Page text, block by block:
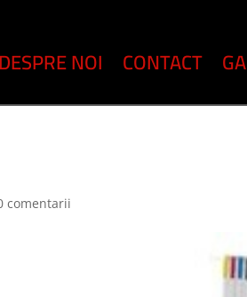
DESPRE NOI CONTACT
comentarii